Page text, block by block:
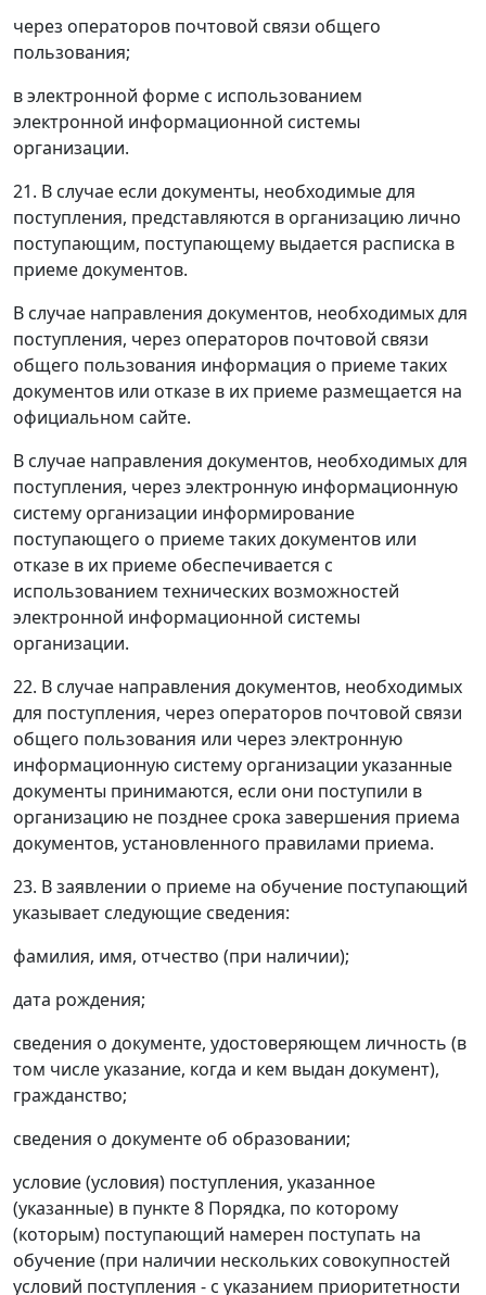
через операторов почтовой связи общего
пользования;
в электронной форме с использованием
электронной информационной системы
организации.
21. В случае если документы, необходимые для
поступления, представляются в организацию лично
поступающим, поступающему выдается расписка в
приеме документов.
В случае направления документов, необходимых для
поступления, через операторов почтовой связи
общего пользования информация о приеме таких
документов или отказе в их приеме размещается на
официальном сайте.
В случае направления документов, необходимых для
поступления, через электронную информационную
систему организации информирование
поступающего о приеме таких документов или
отказе в их приеме обеспечивается с
использованием технических возможностей
электронной информационной системы
организации.
22. В случае направления документов, необходимых
для поступления, через операторов почтовой связи
общего пользования или через электронную
информационную систему организации указанные
документы принимаются, если они поступили в
организацию не позднее срока завершения приема
документов, установленного правилами приема.
23. В заявлении о приеме на обучение поступающий
указывает следующие сведения:
фамилия, имя, отчество (при наличии);
дата рождения;
сведения о документе, удостоверяющем личность (в
том числе указание, когда и кем выдан документ),
гражданство;
сведения о документе об образовании;
условие (условия) поступления, указанное
(указанные) в пункте 8 Порядка, по которому
(которым) поступающий намерен поступать на
обучение (при наличии нескольких совокупностей
условий поступления - с указанием приоритетности